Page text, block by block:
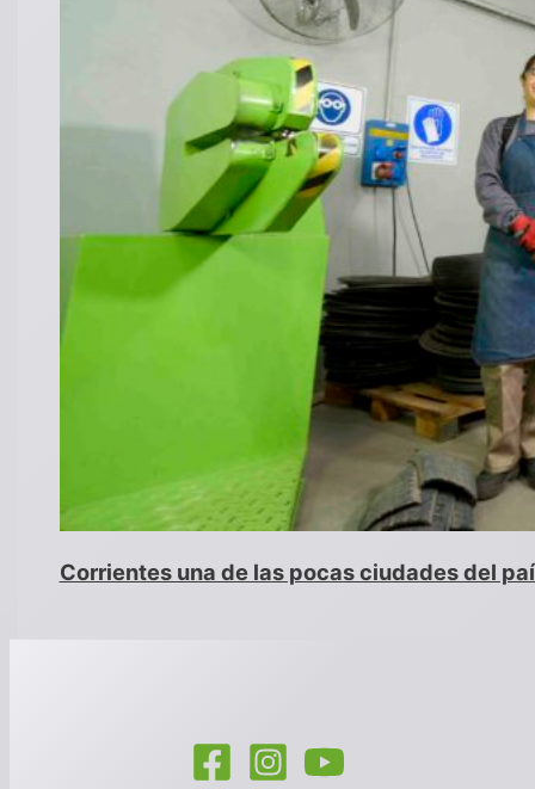
Corrientes una de las pocas ciudades del